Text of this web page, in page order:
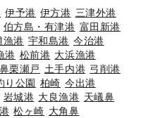
伊予港 伊方港 三津外港
伯方島・有津港 富田新港
漁港 宇和島港 今治港
港 松前港 大浜漁港
鼻栗瀬戸 土手内港 弓削港
り公園 柏崎 今出港
岩城港 大良漁港 天嶬鼻
松ヶ崎 大角鼻